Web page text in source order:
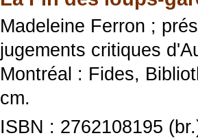
Madeleine Ferron ;
jugements critiques
Montréal : Fides,
cm.
ISBN : 2762108195